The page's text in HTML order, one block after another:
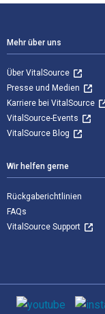
Mehr über uns
Über VitalSource
Presse und Medien
Karriere bei VitalSource
VitalSource-Events
VitalSource Blog
Wir helfen gerne
Rückgaberichtlinien
FAQs
VitalSource Support
Sozialen Medien